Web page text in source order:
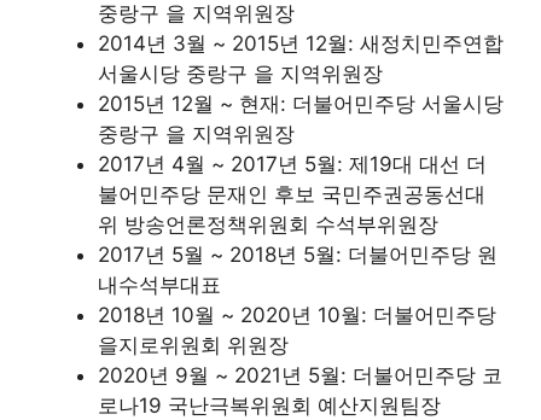
중랑구 을 지역위원장
2014년 3월 ~ 2015년 12월: 새정치민주연합
서울시당 중랑구 을 지역위원장
2015년 12월 ~ 현재: 더불어민주당 서울시당
중랑구 을 지역위원장
2017년 4월 ~ 2017년 5월: 제19대 대선 더
불어민주당 문재인 후보 국민주권공동선대
위 방송언론정책위원회 수석부위원장
2017년 5월 ~ 2018년 5월: 더불어민주당 원
내수석부대표
2018년 10월 ~ 2020년 10월: 더불어민주당
을지로위원회 위원장
2020년 9월 ~ 2021년 5월: 더불어민주당 코
로나19 국난극복위원회 예산지원팀장